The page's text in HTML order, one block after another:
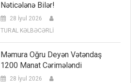
Nəticələnə Bilər!
28 İyul 2026
TURAL KƏLBƏCƏRLİ
Məmura Oğru Deyən Vətəndaş
1200 Manat Cərimələndi
28 İyul 2026